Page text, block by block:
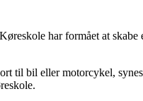
har formået at
til bil eller motorcykel,